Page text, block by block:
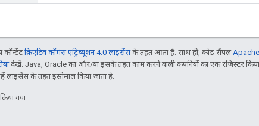
कॉन्टेंटक्रिएटिव कॉमंस एट्रिब्यूशन 4.0 लाइसेंसके तहत आता है. साथ ही, कोड सैंपल
देखें. Java, Oracle का और/या इसके तहत काम करने वाली कंपनियों का एक रजिस्टर
लाइसेंस के तहत इस्तेमाल किया जाता है.
गया.